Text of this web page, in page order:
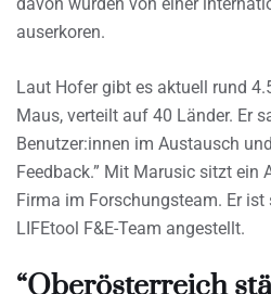
auserkoren.
Laut Hofer gibt es aktuell rund
Maus, verteilt auf 40 Länder. Er
Benutzer:innen im Austausch
Feedback.” Mit Marusic sitzt ein
Firma im Forschungsteam. Er
LIFEtool F&E-Team angestellt.
“Oberösterreich